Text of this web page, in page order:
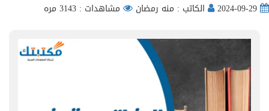
الكاتب : منه رمضان مشاهدات : 3143 مره